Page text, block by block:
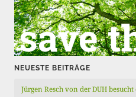
e
NEUESTE BEITRÄGE
Jürgen Resch von der DUH